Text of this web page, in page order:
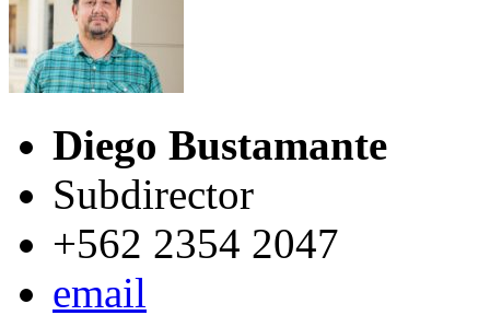
Diego Bustamante
Subdirector
+562 2354 2047
email